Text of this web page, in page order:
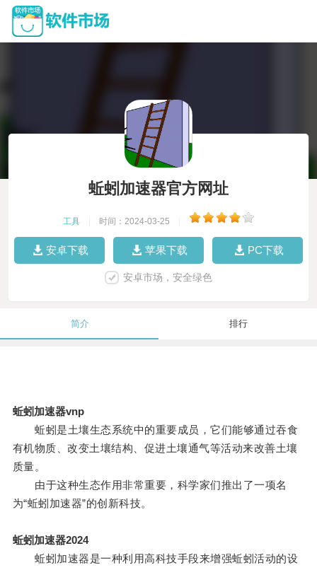
蚯蚓加速器官方网址
工具 时间：2024-03-25
安卓下载 苹果下载 PC下载
安卓市场，安全绿色
简介 排行
蚯蚓加速器vnp
蚯蚓是土壤生态系统中的重要成员，它们能够通过吞食
有机物质、改变土壤结构、促进土壤通气等活动来改善土壤
质量。
由于这种生态作用非常重要，科学家们推出了一项名
为“蚯蚓加速器”的创新科技。
蚯蚓加速器2024
蚯蚓加速器是一种利用高科技手段来增强蚯蚓活动的设